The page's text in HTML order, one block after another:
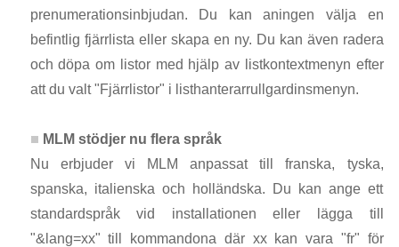
prenumerationsinbjudan. Du kan aningen välja en
befintlig fjärrlista eller skapa en ny. Du kan även radera
och döpa om listor med hjälp av listkontextmenyn efter
att du valt "Fjärrlistor" i listhanterarrullgardinsmenyn.
MLM stödjer nu flera språk
Nu erbjuder vi MLM anpassat till franska, tyska,
spanska, italienska och holländska. Du kan ange ett
standardspråk vid installationen eller lägga till
"&lang=xx" till kommandona där xx kan vara "fr" för